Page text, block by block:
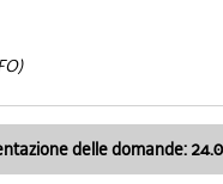
delle domande: